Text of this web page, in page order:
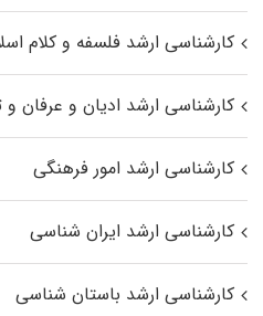
کارشناسی ارشد فلسفه و کلام
کارشناسی ارشد ادیان و عرفان
کارشناسی ارشد امور فرهنگی
کارشناسی ارشد ایران شناسی
کارشناسی ارشد باستان شناسی